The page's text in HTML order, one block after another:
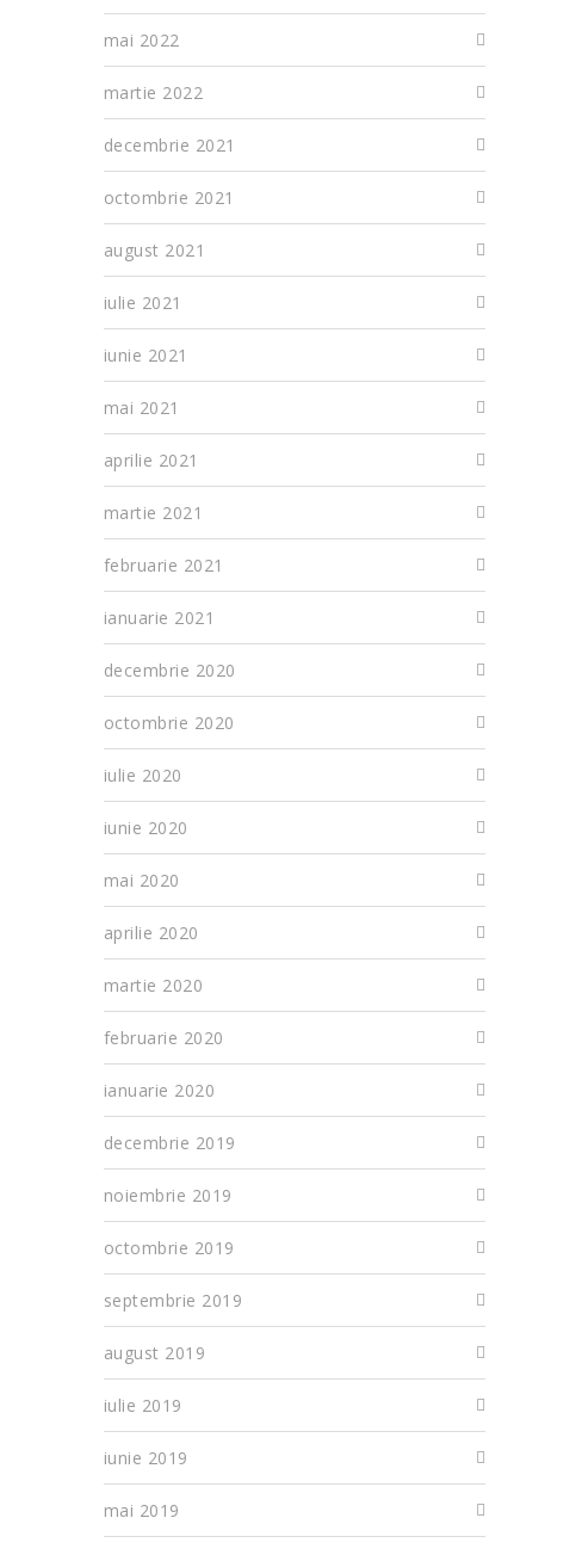
mai 2022
martie 2022
decembrie 2021
octombrie 2021
august 2021
iulie 2021
iunie 2021
mai 2021
aprilie 2021
martie 2021
februarie 2021
ianuarie 2021
decembrie 2020
octombrie 2020
iulie 2020
iunie 2020
mai 2020
aprilie 2020
martie 2020
februarie 2020
ianuarie 2020
decembrie 2019
noiembrie 2019
octombrie 2019
septembrie 2019
august 2019
iulie 2019
iunie 2019
mai 2019